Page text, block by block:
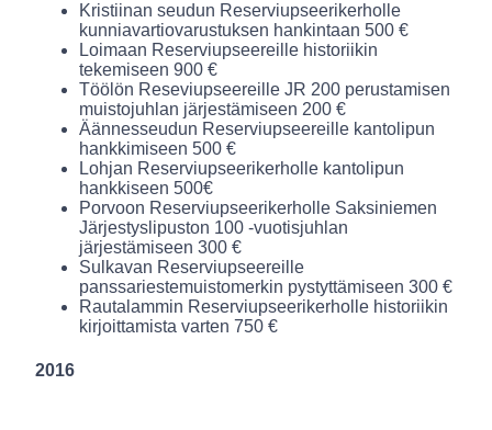
Kristiinan seudun Reserviupseerikerholle
kunniavartiovarustuksen hankintaan 500 €
Loimaan Reserviupseereille historiikin
tekemiseen 900 €
Töölön Reseviupseereille JR 200 perustamisen
muistojuhlan järjestämiseen 200 €
Äännesseudun Reserviupseereille kantolipun
hankkimiseen 500 €
Lohjan Reserviupseerikerholle kantolipun
hankkiseen 500€
Porvoon Reserviupseerikerholle Saksiniemen
Järjestyslipuston 100 -vuotisjuhlan
järjestämiseen 300 €
Sulkavan Reserviupseereille
panssariestemuistomerkin pystyttämiseen 300 €
Rautalammin Reserviupseerikerholle historiikin
kirjoittamista varten 750 €
2016